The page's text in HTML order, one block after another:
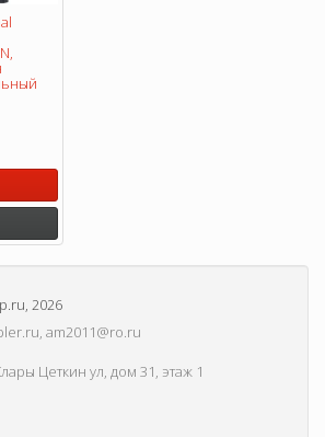
, 2026
am2011@ro.ru
Цеткин ул, дом 31, этаж 1